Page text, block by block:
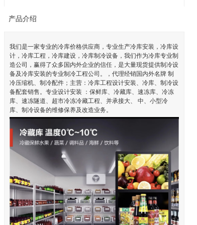
产品介绍
我们是一家专业的冷库价格供应商，专业生产冷库安装，冷库设
计，冷库工程，冷库建设，冷库制冷设备，我们作为冷库专业制
造公司，赢得了众多国内外企业的信任，是大量现货提供制冷设
备及冷库安装的专业制冷工程公司。，代理经销国内外名牌 制
冷压缩机、制冷配件；主营：冷库工程设计安装、冷库、制冷设
备配套销售。专业设计安装 ：保鲜库、冷藏库、速冻库、冷冻
库、速冻隧道、超市冷冻冷藏工程、并承接大、 中、小型冷
库、制冷设备的维修保养及改造业务。